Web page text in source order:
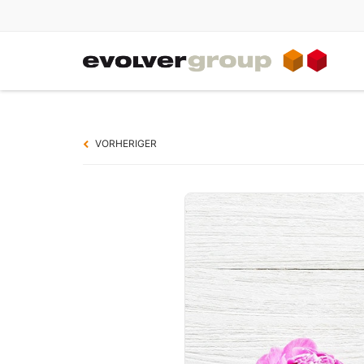
IT-Auswahlhilfe
IT-Konsolidierung
VORHERIGER